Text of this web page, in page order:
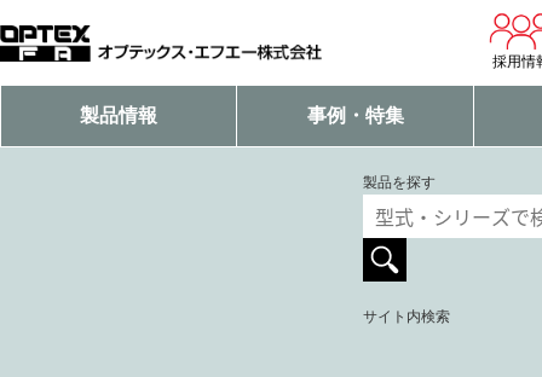
採用情
製品情報 事例・特集
製品を探す
サイト内検索